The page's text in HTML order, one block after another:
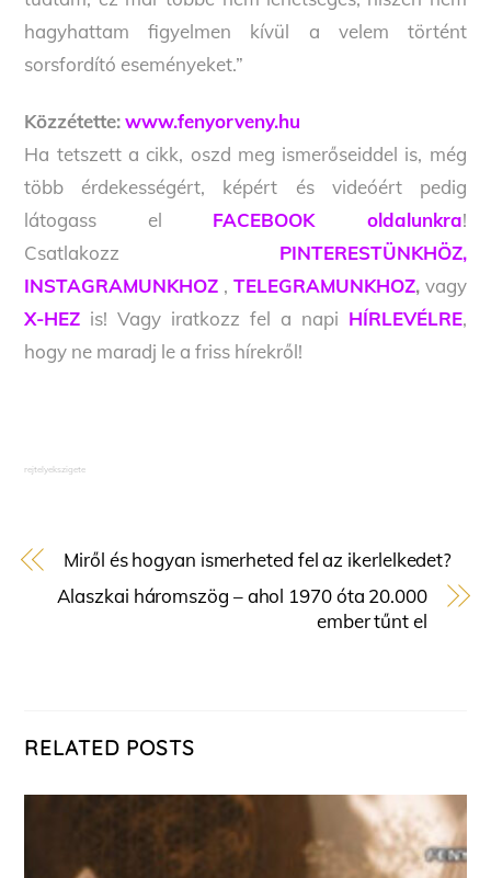
hagyhattam figyelmen kívül a velem történt
sorsfordító eseményeket.”
Közzétette: www.fenyorveny.hu
Ha tetszett a cikk, oszd meg ismerőseiddel is, még
több érdekességért, képért és videóért pedig
látogass el FACEBOOK oldalunkra!
Csatlakozz PINTERESTÜNKHÖZ,
INSTAGRAMUNKHOZ , TELEGRAMUNKHOZ,vagy
X-HEZ is! Vagy iratkozz fel a napi HÍRLEVÉLRE,
hogy ne maradj le a friss hírekről!
rejtelyekszigete
Miről és hogyan ismerheted fel az ikerlelkedet?
Alaszkai háromszög – ahol 1970 óta 20.000
ember tűnt el
RELATED POSTS